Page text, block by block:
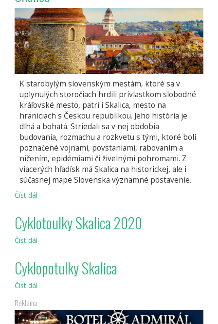
K starobylým slovenským mestám, ktoré sa v
uplynulých storočiach hrdili prívlastkom slobodné
kráľovské mesto, patrí i Skalica, mesto na
hraniciach s Českou republikou. Jeho história je
dlhá a bohatá. Striedali sa v nej obdobia
budovania, rozmachu a rozkvetu s tými, ktoré boli
poznačené vojnami, povstaniami, rabovaním a
ničením, epidémiami či živelnými pohromami. Z
viacerých hľadísk má Skalica na historickej, ale i
súčasnej mape Slovenska významné postavenie.
Číst dál
Cyklotoulky Skalica 2020
Číst dál
Cyklopotulky Skalica
Číst dál
Reklama